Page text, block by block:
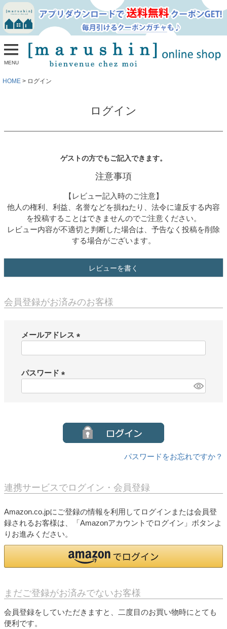
MENU
HOME ログイン
ログイン
ゲストの方でもご記入できます。
注意事項
【レビュー記入時のご注意】
他人の権利、利益、名誉などを損ねたり、法令に違反する内容
を投稿することはできませんのでご注意ください。
レビュー内容が不適切と判断した場合は、予告なく投稿を削除
する場合がございます。
レビューを書く
会員登録がお済みのお客様
メールアドレス
パスワード
パスワードをお忘れですか？
連携サービスでログイン・会員登録
Amazon.co.jpにご登録の情報を利用してログインまたは会員登
録されるお客様は、「Amazonアカウントでログイン」ボタンよ
りお進みください。
まだご登録がお済みでないお客様
会員登録をしていただきますと、二度目のお買い物時にとても
便利です。